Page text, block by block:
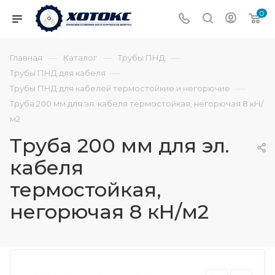
0
Главная — Каталог — Трубы ПНД —
Трубы ПНД для кабеля —
Трубы ПНД для кабелей термостойкие и негорючие —
Труба 200 мм для эл. кабеля термостойкая, негорючая 8 кН/
м2
Труба 200 мм для эл.
кабеля
термостойкая,
негорючая 8 кН/м2